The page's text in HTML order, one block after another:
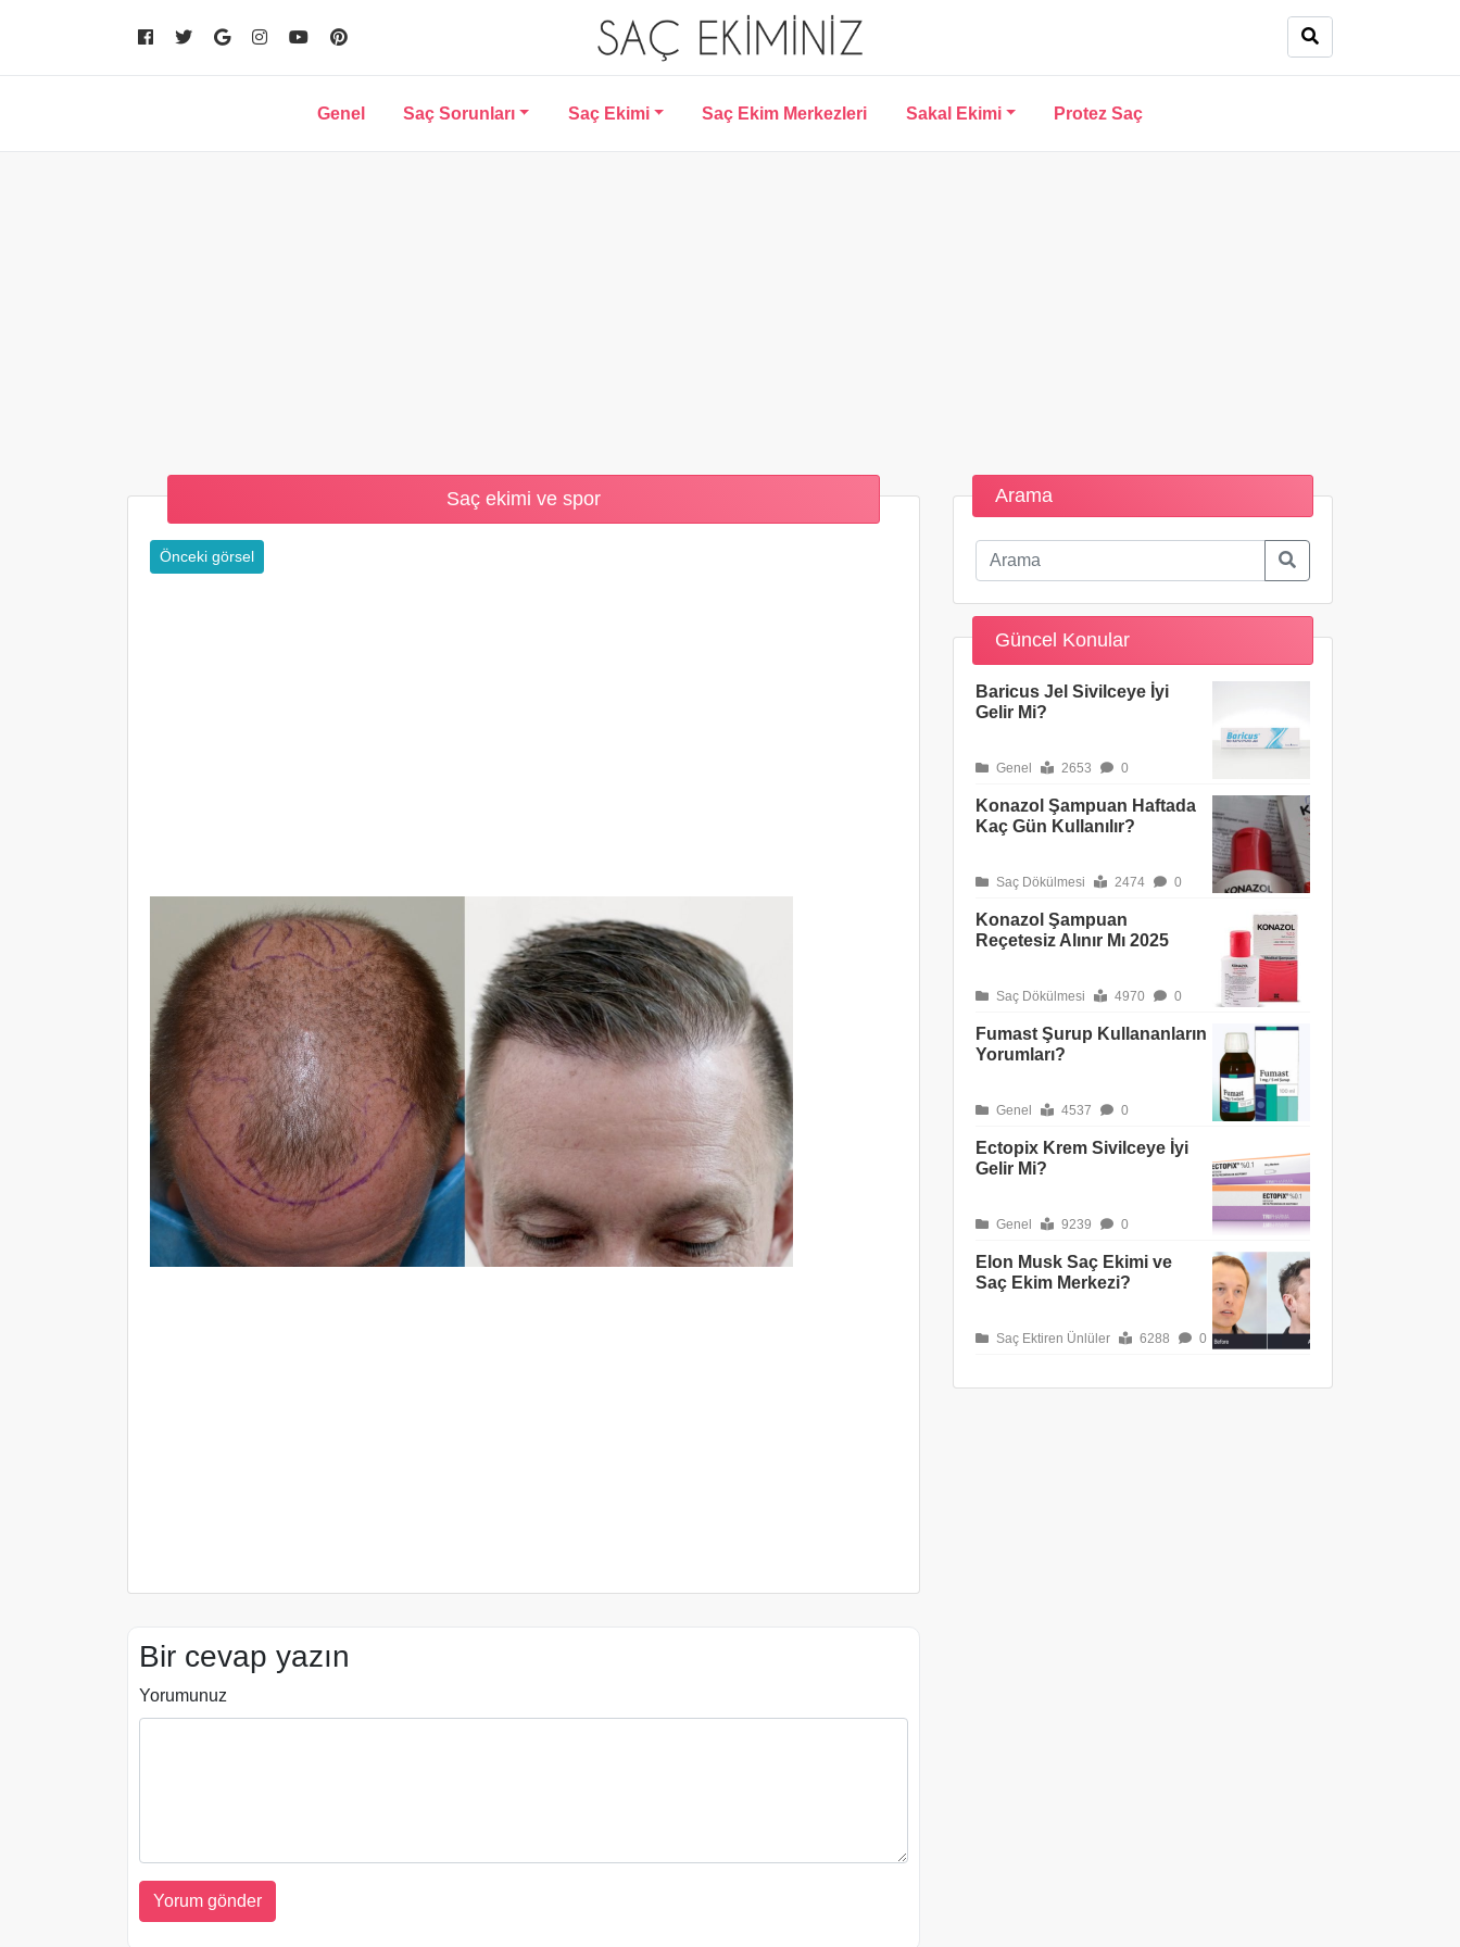
Genel Saç Sorunları Saç Ekimi Saç Ekim Merkezleri Sakal Ekimi Protez Saç
Saç ekimi ve spor
Önceki görsel
Bir cevap yazın
Yorumunuz
Arama
Güncel Konular
Baricus Jel Sivilceye İyi
Gelir Mi?
Genel 2653 0
Konazol Şampuan Haftada
Kaç Gün Kullanılır?
Saç Dökülmesi 2474 0
Konazol Şampuan
Reçetesiz Alınır Mı 2025
Saç Dökülmesi 4970 0
Fumast Şurup Kullananların
Yorumları?
Genel 4537 0
Ectopix Krem Sivilceye İyi
Gelir Mi?
Genel 9239 0
Elon Musk Saç Ekimi ve
Saç Ekim Merkezi?
Saç Ektiren Ünlüler 6288 0